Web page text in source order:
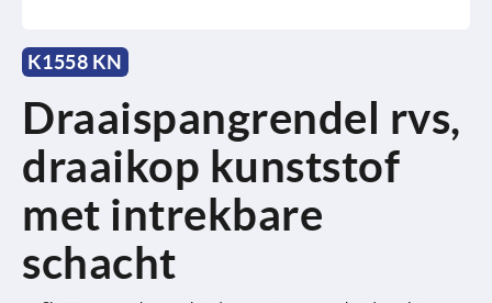
K1558 KN
Draaispangrendel rvs,
draaikop kunststof
met intrekbare
schacht